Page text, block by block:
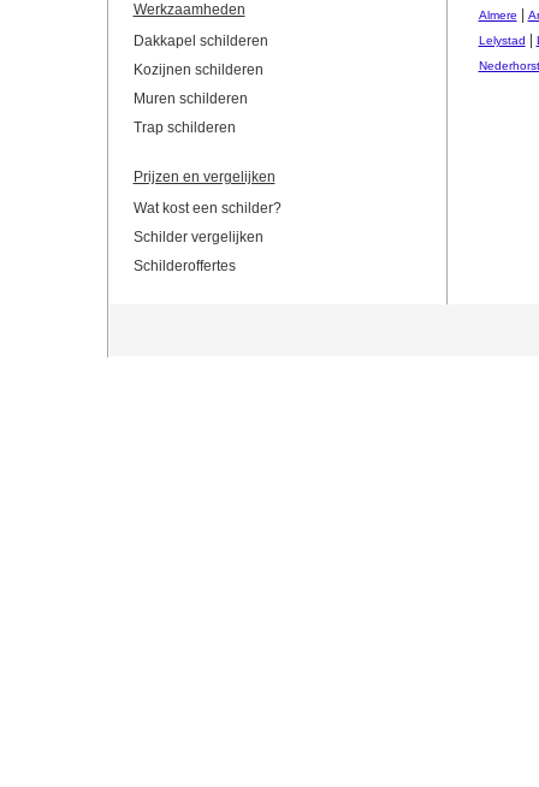
Werkzaamheden
Dakkapel schilderen
Kozijnen schilderen
Muren schilderen
Trap schilderen
Prijzen en vergelijken
Wat kost een schilder?
Schilder vergelijken
Schilderoffertes
Almere
Lelystad